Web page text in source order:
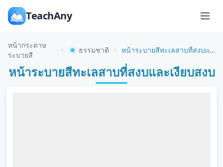
TeachAny
หน้ากระดาษ
ระบายสี
ธรรมชาติ หน้าระบายสีทะเลสาบที่สงบและเงียบสงบ
หน้าระบายสีทะเลสาบที่สงบและเงียบสงบ